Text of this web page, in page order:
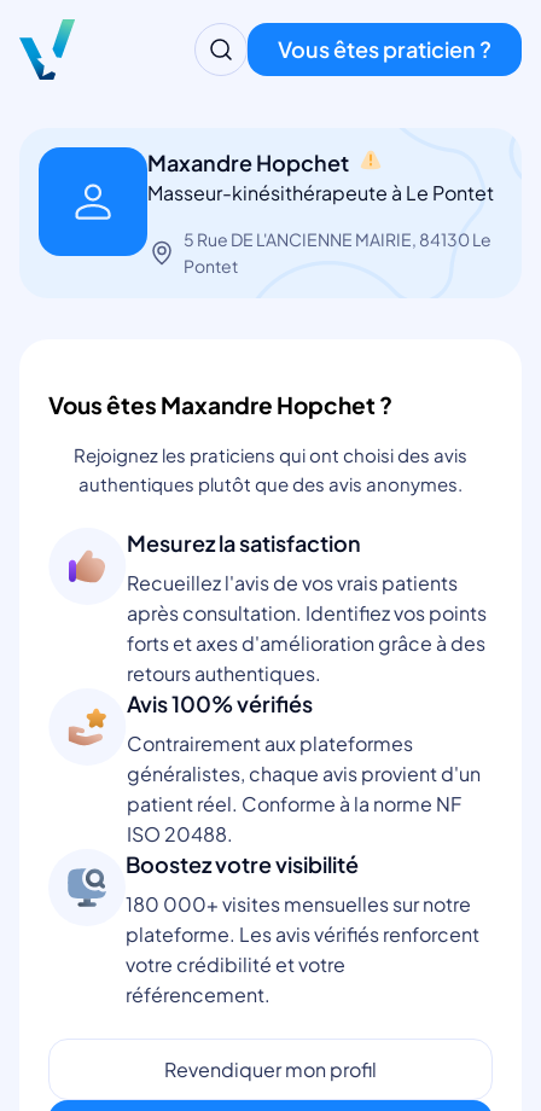
Vous êtes praticien ?
Maxandre Hopchet
Masseur-kinésithérapeute à Le Pontet
5 Rue DE L'ANCIENNE MAIRIE, 84130 Le
Pontet
Vous êtes Maxandre Hopchet ?
Rejoignez les praticiens qui ont choisi des avis
authentiques plutôt que des avis anonymes.
Mesurez la satisfaction
Recueillez l'avis de vos vrais patients
après consultation. Identifiez vos points
forts et axes d'amélioration grâce à des
retours authentiques.
Avis 100% vérifiés
Contrairement aux plateformes
généralistes, chaque avis provient d'un
patient réel. Conforme à la norme NF
ISO 20488.
Boostez votre visibilité
180 000+ visites mensuelles sur notre
plateforme. Les avis vérifiés renforcent
votre crédibilité et votre
référencement.
Revendiquer mon profil